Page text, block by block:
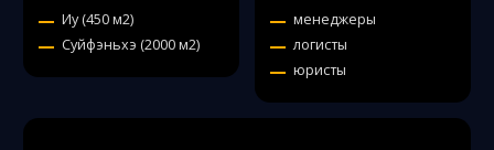
Иу (450 м2)
Суйфэньхэ (2000 м2)
менеджеры
логисты
юристы